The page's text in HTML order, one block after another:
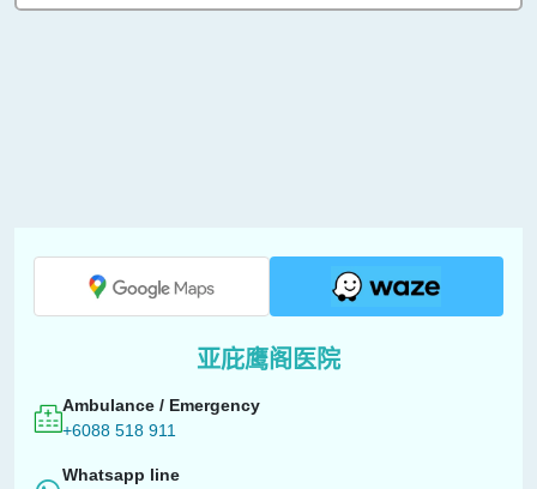
亚庇鹰阁医院
Ambulance / Emergency
+6088 518 911
Whatsapp line